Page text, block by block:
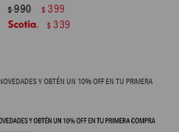
$990 $ 399
$ 339
Y OBTÉN UN 10% OFF EN TU PRIMERA